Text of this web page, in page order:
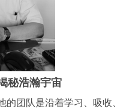
浩瀚宇宙
的团队是沿着学习、吸收、